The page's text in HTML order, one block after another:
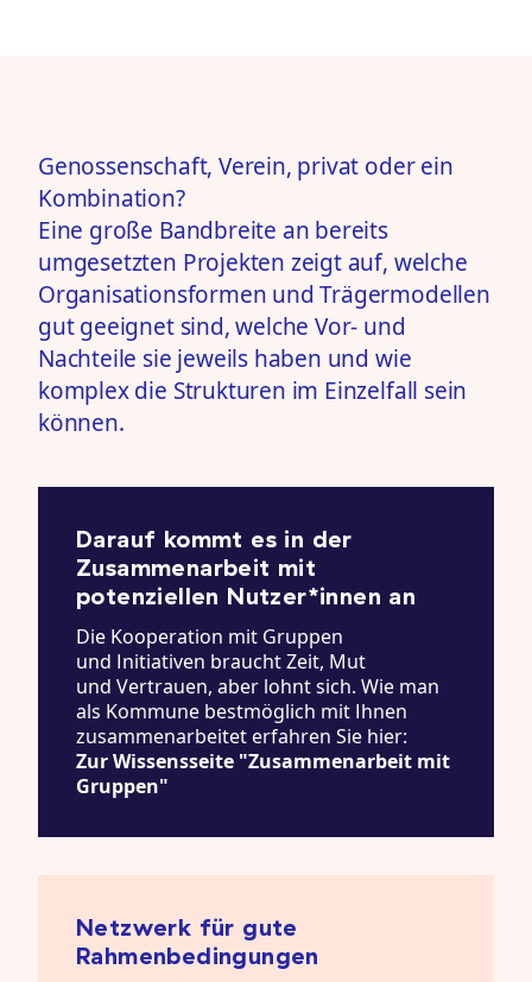
Genossenschaft, Verein, privat oder ein
Kombination?
Eine große Bandbreite an bereits
umgesetzten Projekten zeigt auf, welche
Organisationsformen und Trägermodellen
gut geeignet sind, welche Vor- und
Nachteile sie jeweils haben und wie
komplex die Strukturen im Einzelfall sein
können.
Darauf kommt es in der
Zusammenarbeit mit
potenziellen Nutzer*innen an
Die Kooperation mit Gruppen
und Initiativen braucht Zeit, Mut
und Vertrauen, aber lohnt sich. Wie man
als Kommune bestmöglich mit Ihnen
zusammenarbeitet erfahren Sie hier:
Zur Wissensseite "Zusammenarbeit mit
Gruppen"
Netzwerk für gute
Rahmenbedingungen